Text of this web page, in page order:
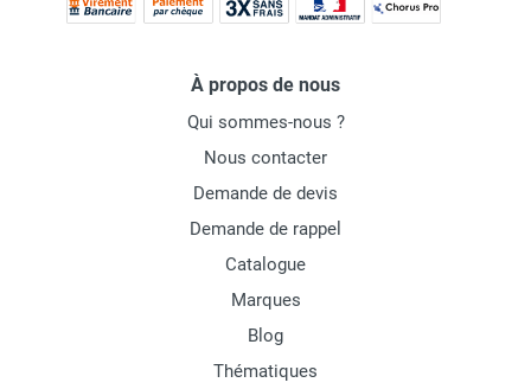
À propos de nous
Qui sommes-nous ?
Nous contacter
Demande de devis
Demande de rappel
Catalogue
Marques
Blog
Thématiques